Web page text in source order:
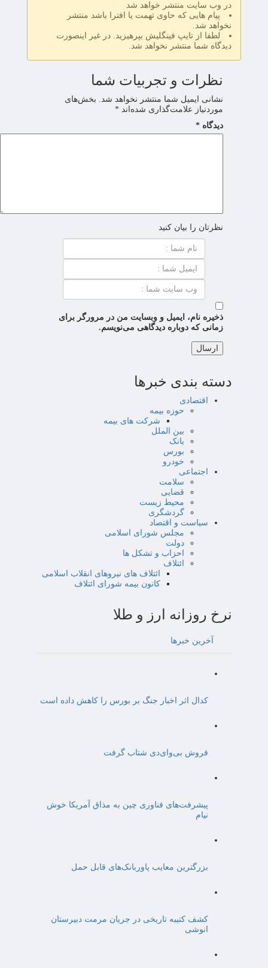
در وب سایت منتشر خواهد شد
پیام هایی که حاوی تهمت یا افترا باشد منتشر
نخواهد شد.
لطفا از تایپ فینگلیش بپرهیزید. در غیر اینصورت
دیدگاه شما منتشر نخواهد شد.
نظرات و تجربیات شما
نشانی ایمیل شما منتشر نخواهد شد. بخش‌های
موردنیاز علامت‌گذاری شده‌اند *
دیدگاه *
نظرتان را بیان کنید
ذخیره نام، ایمیل و وبسایت من در مرورگر برای
زمانی که دوباره دیدگاهی می‌نویسم.
دسته بندی خبرها
اقتصادی
حوزه بیمه
شرکت های بیمه
بین الملل
بانک
بورس
خودرو
اجتماعی
سلامت
قضایی
محیط زیست
گردشگری
سیاست و اقتصاد
مجلس شورای اسلامی
دولت
احزاب و تشکل ها
ائتلاف
ائتلاف های نیروهای انقلاب اسلامی
کانون بیمه شورای ائتلاف
نرخ روزانه ارز و طلا
آخرین خبرها
کدال اثر اخبار جنگ بر بورس را کاهش داده است
فروش بی‌وای‌دی شتاب گرفت
پیشرفت‌های فناوری چین به مذاق آمریکا خوش
نیام
بزرگترین معایب پاوربانک‌های قابل حمل
کشف کتیبه تاریخی در جریان مرمت دبیرستان
انوشی